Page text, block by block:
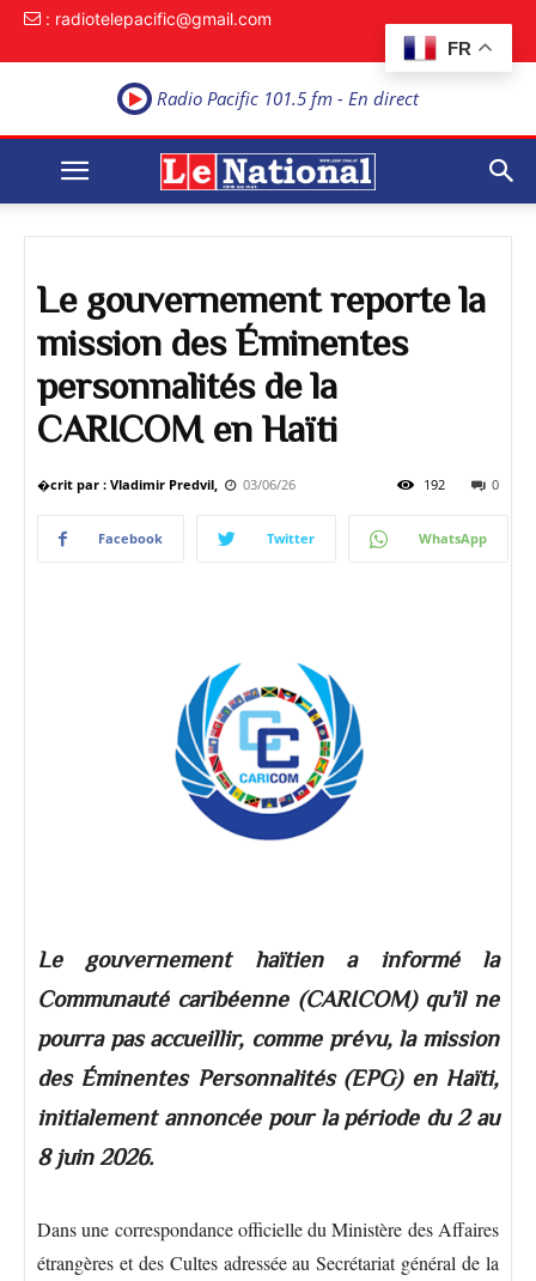
FR
: radiotelepacific@gmail.com
Radio Pacific 101.5 fm - En direct
Le gouvernement reporte la
mission des Éminentes
personnalités de la
CARICOM en Haïti
�crit par : Vladimir Predvil, 03/06/26 0
192
Facebook Twitter WhatsApp
​​​​​​​Le gouvernement haïtien a informé la
Communauté caribéenne (CARICOM) qu’il ne
pourra pas accueillir, comme prévu, la mission
des Éminentes Personnalités (EPG) en Haïti,
initialement annoncée pour la période du 2 au
8 juin 2026.
Dans une correspondance officielle du Ministère des Affaires
étrangères et des Cultes adressée au Secrétariat général de la